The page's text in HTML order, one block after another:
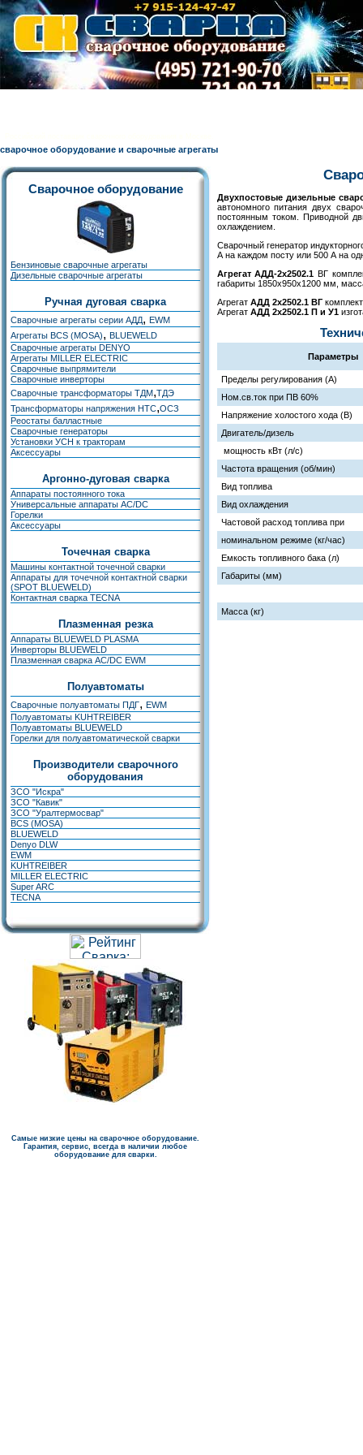
сварочное оборудование и сварочные агрегаты
Сварочное оборудование
Бензиновые сварочные агрегаты
Дизельные сварочные агрегаты
Ручная дуговая сварка
Сварочные агрегаты серии АДД, EWM
Агрегаты BCS (MOSA), BLUEWELD
Сварочные агрегаты DENYO
Агрегаты MILLER ELECTRIC
Сварочные выпрямители
Сварочные инверторы
Сварочные трансформаторы ТДМ,ТДЭ
Трансформаторы напряжения НТС,ОСЗ
Реостаты балластные
Сварочные генераторы
Установки УСН к тракторам
Аксессуары
Аргонно-дуговая сварка
Аппараты постоянного тока
Универсальные аппараты AC/DC
Горелки
Аксессуары
Точечная сварка
Машины контактной точечной сварки
Аппараты для точечной контактной сварки
(SPOT BLUEWELD)
Контактная сварка TECNA
Плазменная резка
Аппараты BLUEWELD PLASMA
Инверторы BLUEWELD
Плазменная сварка AC/DC EWM
Полуавтоматы
Сварочные полуавтоматы ПДГ, EWM
Полуавтоматы KUHTREIBER
Полуавтоматы BLUEWELD
Горелки для полуавтоматической сварки
Производители сварочного
оборудования
ЗСО "Искра"
ЗСО "Кавик"
ЗСО "Уралтермосвар"
BCS (MOSA)
BLUEWELD
Denyo DLW
EWM
KUHTREIBER
MILLER ELECTRIC
Super ARC
TECNA
Самые низкие цены на сварочное оборудование.
Гарантия, сервис, всегда в наличии любое
оборудование для сварки.
Двухпостовые дизельные
автономного питания двух
постоянным током. Приводной
охлаждением.
Сварочный генератор
А на каждом посту или 500 А на
Агрегат АДД-2х2502.1 ВГ
габариты 1850х950х1200 мм,
Агрегат АДД 2х2502.1 ВГ
Агрегат АДД 2х2502.1 П и У1
Параметры
Пределы регулирования (А)
Ном.св.ток при ПВ 60%
Напряжение холостого хода (В)
Двигатель/дизель
мощность кВт (л/с)
Частота вращения (об/мин)
Вид топлива
Вид охлаждения
Частовой расход топлива при
номинальном режиме (кг/час)
Емкость топливного бака (л)
Габариты (мм)
Масса (кг)